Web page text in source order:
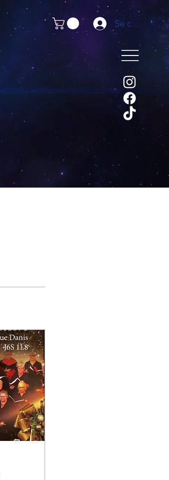
Se connecter